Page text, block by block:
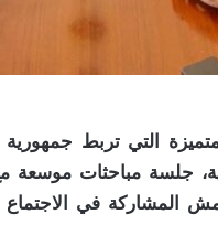
التي تربط
جلسة مباحثات موسعة
المشاركة في